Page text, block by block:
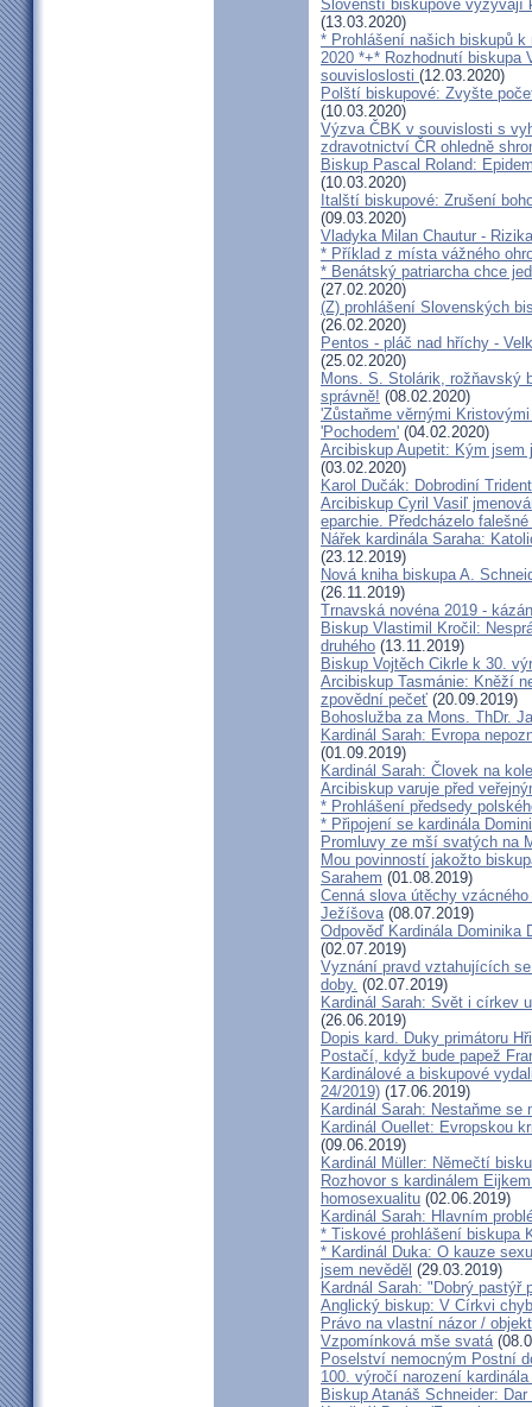
Slovenští biskupové vyzývají
(13.03.2020)
* Prohlášení našich biskupů
2020 *+* Rozhodnutí biskupa
souvisloslosti (12.03.2020)
Polští biskupové: Zvyšte
(10.03.2020)
Výzva ČBK v souvislosti s
zdravotnictví ČR ohledně
Biskup Pascal Roland:
(10.03.2020)
Italští biskupové: Zrušení
(09.03.2020)
Vladyka Milan Chautur -
* Příklad z místa vážného
* Benátský patriarcha chce
(27.02.2020)
(Z) prohlášení Slovenských
(26.02.2020)
Pentos - pláč nad hříchy -
(25.02.2020)
Mons. S. Stolárik, rožňavský
správně! (08.02.2020)
'Zůstaňme věrnými
'Pochodem' (04.02.2020)
Arcibiskup Aupetit: Kým jsem
(03.02.2020)
Karol Dučák: Dobrodiní
Arcibiskup Cyril Vasiľ
eparchie. Předcházelo
Nářek kardinála Saraha:
(23.12.2019)
Nová kniha biskupa A.
(26.11.2019)
Trnavská novéna 2019 -
Biskup Vlastimil Kročil:
druhého (13.11.2019)
Biskup Vojtěch Cikrle k 30.
Arcibiskup Tasmánie: Kněží
zpovědní pečeť (20.09.2019)
Bohoslužba za Mons. ThDr.
Kardinál Sarah: Evropa
(01.09.2019)
Kardinál Sarah: Človek na
Arcibiskup varuje před
* Prohlášení předsedy
* Připojení se kardinála
Promluvy ze mší svatých na
Mou povinností jakožto
Sarahem (01.08.2019)
Cenná slova útěchy
Ježíšova(08.07.2019)
Odpověď Kardinála Dominika
(02.07.2019)
Vyznání pravd vztahujících
doby. (02.07.2019)
Kardinál Sarah: Svět i církev
(26.06.2019)
Dopis kard. Duky primátoru
Postačí, když bude papež
Kardinálové a biskupové
24/2019) (17.06.2019)
Kardinál Sarah: Nestaňme
Kardinál Ouellet: Evropskou
(09.06.2019)
Kardinál Müller: Němečtí
Rozhovor s kardinálem
homosexualitu (02.06.2019)
Kardinál Sarah: Hlavním
* Tiskové prohlášení biskupa
* Kardinál Duka: O kauze
jsem nevěděl (29.03.2019)
Kardnál Sarah: "Dobrý
Anglický biskup: V Církvi
Právo na vlastní názor /
Vzpomínková mše svatá
Poselství nemocným Postní
100. výročí narození
Biskup Atanáš Schneider: